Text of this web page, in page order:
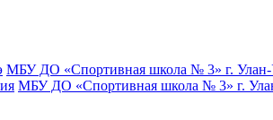
МБУ ДО «Спортивная школа № 3» г. Улан-
МБУ ДО «Спортивная школа № 3» г.